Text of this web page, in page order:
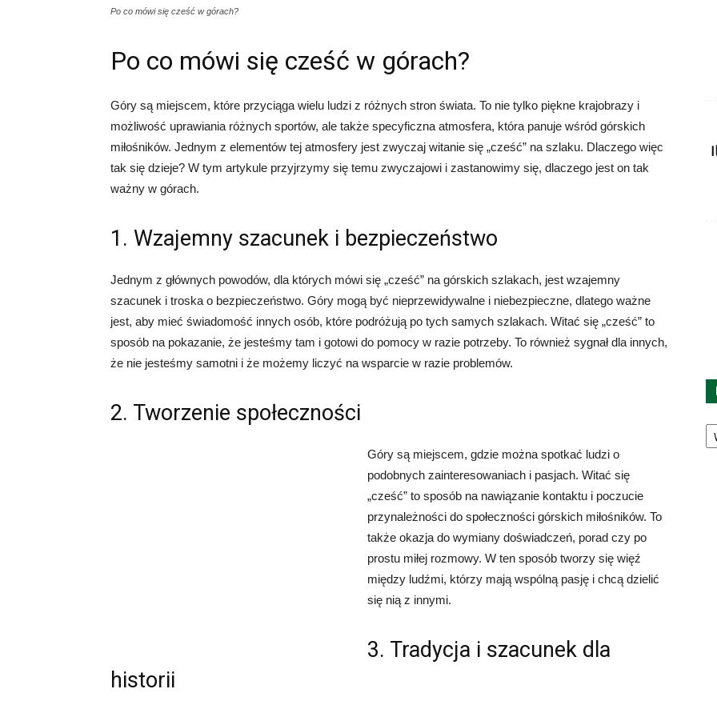
Po co mówi się cześć w górach?
Po co mówi się cześć w górach?
Góry są miejscem, które przyciąga wielu ludzi z różnych stron świata. To nie tylko piękne krajobrazy i
możliwość uprawiania różnych sportów, ale także specyficzna atmosfera, która panuje wśród górskich
miłośników. Jednym z elementów tej atmosfery jest zwyczaj witanie się „cześć” na szlaku. Dlaczego więc
tak się dzieje? W tym artykule przyjrzymy się temu zwyczajowi i zastanowimy się, dlaczego jest on tak
ważny w górach.
1. Wzajemny szacunek i bezpieczeństwo
Jednym z głównych powodów, dla których mówi się „cześć” na górskich szlakach, jest wzajemny
szacunek i troska o bezpieczeństwo. Góry mogą być nieprzewidywalne i niebezpieczne, dlatego ważne
jest, aby mieć świadomość innych osób, które podróżują po tych samych szlakach. Witać się „cześć” to
sposób na pokazanie, że jesteśmy tam i gotowi do pomocy w razie potrzeby. To również sygnał dla innych,
że nie jesteśmy samotni i że możemy liczyć na wsparcie w razie problemów.
2. Tworzenie społeczności
Góry są miejscem, gdzie można spotkać ludzi o
podobnych zainteresowaniach i pasjach. Witać się
„cześć” to sposób na nawiązanie kontaktu i poczucie
przynależności do społeczności górskich miłośników. To
także okazja do wymiany doświadczeń, porad czy po
prostu miłej rozmowy. W ten sposób tworzy się więź
między ludźmi, którzy mają wspólną pasję i chcą dzielić
się nią z innymi.
3. Tradycja i szacunek dla
historii